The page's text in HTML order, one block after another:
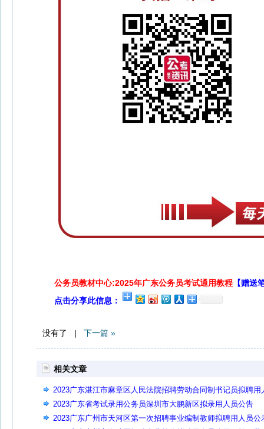
公务员教材中心:2025年广东公务员考试通用教程 【赠送
点击分享此信息：
没有了 | 下一篇 »
相关文章
2023广东湛江市麻章区人民法院招聘劳动合同制书记员拟聘用
员公示
2023广东省考试录用公务员深圳市大鹏新区拟录用人员公告
（二）
2023广东广州市天河区第一次招聘事业编制教师拟聘用人员公